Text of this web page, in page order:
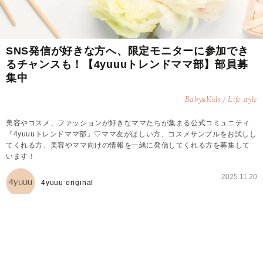
SNS発信が好きな方へ、限定モニターに参加でき
るチャンスも！【4yuuuトレンドママ部】部員募
集中
Baby&Kids / Life style
美容やコスメ、ファッションが好きなママたちが集まる公式コミュニティ
『4yuuuトレンドママ部』♡ママ友がほしい方、コスメサンプルをお試しし
てくれる方、美容やママ向けの情報を一緒に発信してくれる方を募集して
います！
4yuuu original
2025.11.20